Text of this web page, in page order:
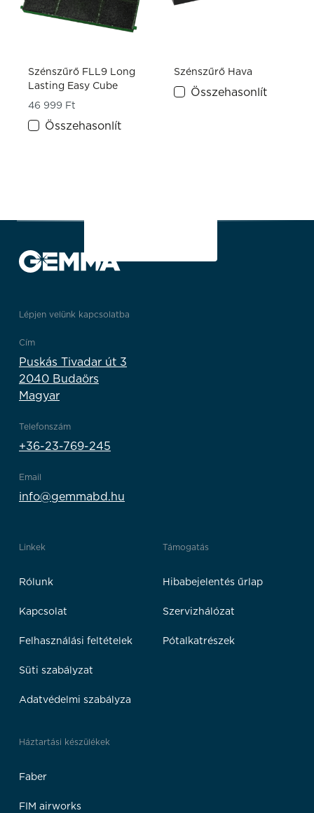
Szénszűrő FLL9 Long
Lasting Easy Cube
46 999 Ft
Összehasonlít
Szénszűrő Hava
Összehasonlít
Lépjen velünk kapcsolatba
Cím
Puskás Tivadar út 3
2040 Budaörs
Magyar
Telefonszám
+36-23-769-245
Email
info@gemmabd.hu
Linkek
Rólunk
Kapcsolat
Felhasználási feltételek
Süti szabályzat
Adatvédelmi szabályza
Támogatás
Hibabejelentés űrlap
Szervizhálózat
Pótalkatrészek
Háztartási készülékek
Faber
FIM airworks